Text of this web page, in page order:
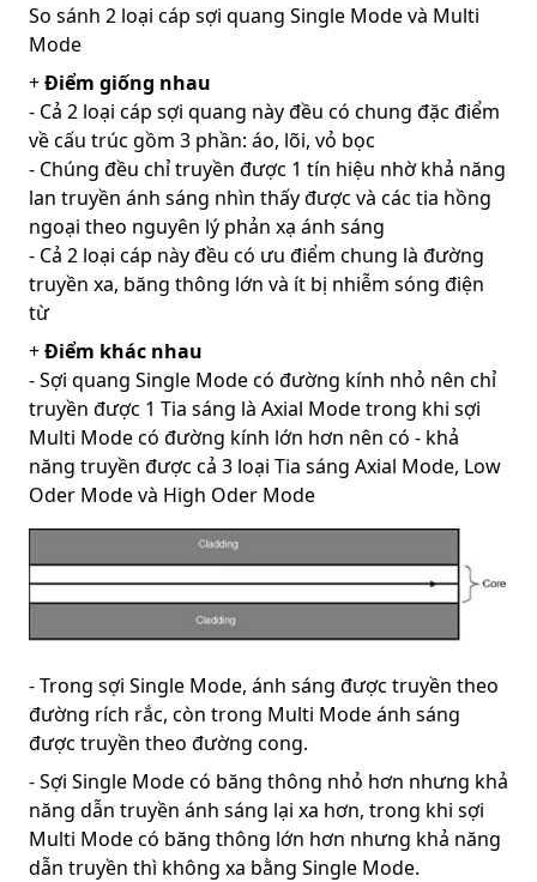
So sánh 2 loại cáp sợi quang Single Mode và Multi
Mode
+Điểm giống nhau
- Cả 2 loại cáp sợi quang này đều có chung đặc điểm
về cấu trúc gồm 3 phần: áo, lõi, vỏ bọc
- Chúng đều chỉ truyền được 1 tín hiệu nhờ khả năng
lan truyền ánh sáng nhìn thấy được và các tia hồng
ngoại theo nguyên lý phản xạ ánh sáng
- Cả 2 loại cáp này đều có ưu điểm chung là đường
truyền xa, băng thông lớn và ít bị nhiễm sóng điện
từ
+Điểm khác nhau
- Sợi quang Single Mode có đường kính nhỏ nên chỉ
truyền được 1 Tia sáng là Axial Mode trong khi sợi
Multi Mode có đường kính lớn hơn nên có - khả
năng truyền được cả 3 loại Tia sáng Axial Mode, Low
Oder Mode và High Oder Mode
- Trong sợi Single Mode, ánh sáng được truyền theo
đường rích rắc, còn trong Multi Mode ánh sáng
được truyền theo đường cong.
- Sợi Single Mode có băng thông nhỏ hơn nhưng khả
năng dẫn truyền ánh sáng lại xa hơn, trong khi sợi
Multi Mode có băng thông lớn hơn nhưng khả năng
dẫn truyền thì không xa bằng Single Mode.